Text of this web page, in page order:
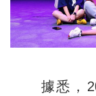
據悉，